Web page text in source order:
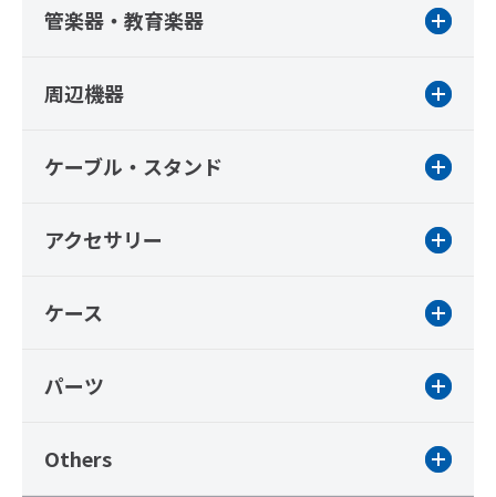
管楽器・教育楽器
周辺機器
ケーブル・スタンド
アクセサリー
ケース
パーツ
Others